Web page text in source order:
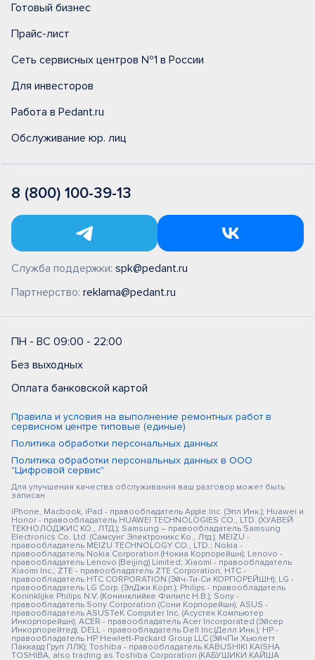
Готовый бизнес
Прайс-лист
Сеть сервисных центров №1 в России
Для инвесторов
Работа в Pedant.ru
Обслуживание юр. лиц
8 (800) 100-39-13
Служба поддержки: spk@pedant.ru
Партнерство: reklama@pedant.ru
ПН - ВС 09:00 - 22:00
Без выходных
Оплата банковской картой
Правила и условия на выполнение ремонтных работ в
сервисном центре типовые (единые)
Политика обработки персональных данных
Политика обработки персональных данных в ООО
"Цифровой сервис"
Для улучшения качества обслуживания ваш разговор может быть
записан
iPhone, Macbook, iPad - правообладатель Apple Inc. (Эпл Инк.); Huawei и
Honor - правообладатель HUAWEI TECHNOLOGIES CO., LTD. (ХУАВЕЙ
ТЕКНОЛОДЖИС КО., ЛТД.); Samsung – правообладатель Samsung
Electronics Co. Ltd. (Самсунг Электроникс Ко., Лтд.); MEIZU -
правообладатель MEIZU TECHNOLOGY CO., LTD.; Nokia -
правообладатель Nokia Corporation (Нокиа Корпорейшн); Lenovo -
правообладатель Lenovo (Beijing) Limited; Xiaomi - правообладатель
Xiaomi Inc.; ZTE - правообладатель ZTE Corporation; HTC -
правообладатель HTC CORPORATION (Эйч-Ти-Си КОРПОРЕЙШН); LG -
правообладатель LG Corp. (ЭлДжи Корп.); Philips - правообладатель
Koninklijke Philips N.V. (Конинклийке Филипс Н.В.); Sony -
правообладатель Sony Corporation (Сони Корпорейшн); ASUS -
правообладатель ASUSTeK Computer Inc. (Асустек Компьютер
Инкорпорейшн); ACER - правообладатель Acer Incorporated (Эйсер
Инкорпорейтед); DELL - правообладатель Dell Inc.(Делл Инк.); HP -
правообладатель HP Hewlett-Packard Group LLC (ЭйчПи Хьюлетт
Паккард Груп ЛЛК); Toshiba - правообладатель KABUSHIKI KAISHA
TOSHIBA, also trading as Toshiba Corporation (КАБУШИКИ КАЙША